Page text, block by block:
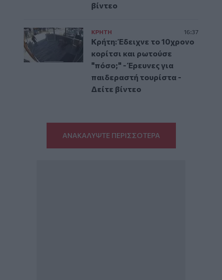
βίντεο
ΚΡΗΤΗ 16:37
Κρήτη: Έδειχνε το 10χρονο
κορίτσι και ρωτούσε
"πόσο;" - Έρευνες για
παιδεραστή τουρίστα -
Δείτε βίντεο
ΑΝΑΚΑΛΥΨΤΕ ΠΕΡΙΣΣΟΤΕΡΑ